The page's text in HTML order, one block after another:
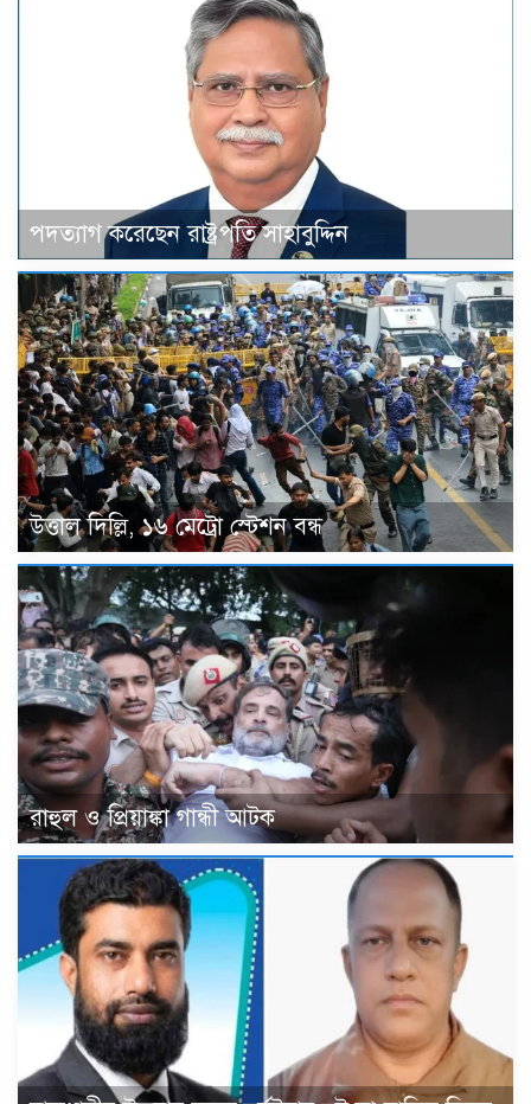
পদত্যাগ করেছেন রাষ্ট্রপতি সাহাবুদ্দিন
উত্তাল দিল্লি, ১৬ মেট্রো স্টেশন বন্ধ
রাহুল ও প্রিয়াঙ্কা গান্ধী আটক